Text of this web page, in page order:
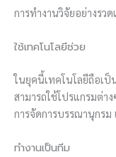
การทำงานวิจัยอย่างรวด
ใช้เทคโนโลยีช่วย
ในยุคนี้เทคโนโลยีถือเ
สามารถใช้โปรแกรมต่า
การจัดการบรรณานุกรม
ทำงานเป็นทีม